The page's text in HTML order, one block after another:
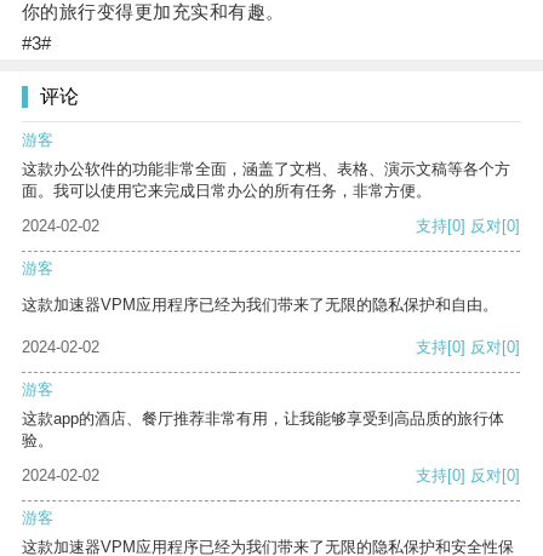
你的旅行变得更加充实和有趣。
#3#
评论
游客
这款办公软件的功能非常全面，涵盖了文档、表格、演示文稿等各个方
面。我可以使用它来完成日常办公的所有任务，非常方便。
2024-02-02
支持[0] 反对[0]
游客
这款加速器VPM应用程序已经为我们带来了无限的隐私保护和自由。
2024-02-02 支持[0] 反对[0]
游客
这款app的酒店、餐厅推荐非常有用，让我能够享受到高品质的旅行体
验。
2024-02-02
支持[0] 反对[0]
游客
这款加速器VPM应用程序已经为我们带来了无限的隐私保护和安全性保